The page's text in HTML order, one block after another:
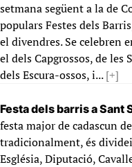
setmana següent a la de
populars Festes dels
el divendres. Se celebren
el dels Capgrossos, de les
dels Escura-ossos, i...[+]
Festa dels barris a Sant
festa major de cadascun
tradicionalment, és
Església, Diputació,